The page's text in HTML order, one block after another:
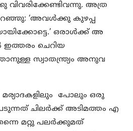
വിവരിക്കേണ്ടിവന്നു. അത്ര
‘അവള്‍ക്കു കുഴപ്പ
ഒരാള്‍ക്ക് അ
ചെറിയ
സ്വാതന്ത്ര്യം അനുവ
പോലും ഒരു
ചിലര്‍ക്ക് അടിമത്തം എ
മറ്റു പലര്‍ക്കുമത്